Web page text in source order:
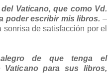
Vaticano, que como Vd.
poder escribir mis libros. –
de satisfacción por el
de que tenga el
Vaticano para sus libros,